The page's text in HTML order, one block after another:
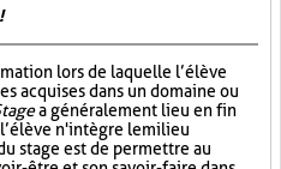
lors de laquelle l’élève
acquises dans un domaine ou
a généralement lieu en fin
n'intègre le milieu
stage est de permettre au